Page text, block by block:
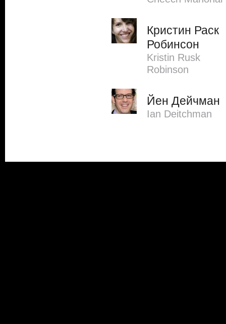
Кристин Раск
Робинсон
Kristin Rusk
Robinson
Йен Дейчман
Ian Deitchman